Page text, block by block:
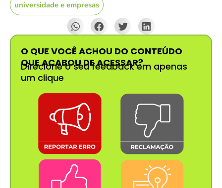
universidade e empresas
O QUE VOCÊ ACHOU DO CONTEÚDO
QUE ACABOU DE ACESSAR?
Direcione o seu feedback em apenas
um clique